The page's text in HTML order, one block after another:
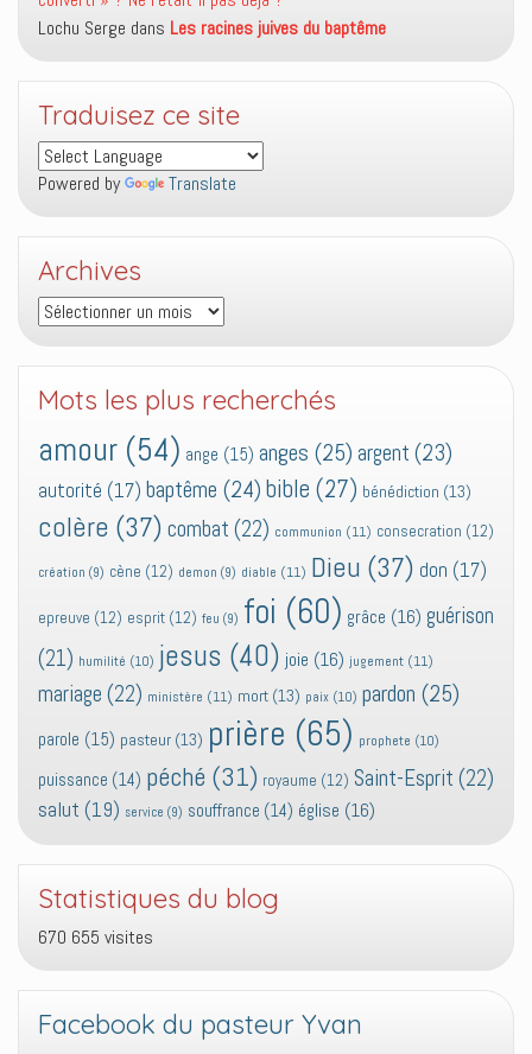
Lochu Serge dans Les racines juives du baptême
Traduisez ce site
Powered by Translate
Archives
Archives
Mots les plus recherchés
amour (54) ange (15) anges (25) argent (23)
autorité (17) baptême (24) bible (27) bénédiction (13)
colère (37) combat (22) communion (11) consecration (12)
création (9) cène (12) demon (9) diable (11) Dieu (37) don (17)
epreuve (12) esprit (12) feu (9) foi (60) grâce (16) guérison
(21) humilité (10) jesus (40) joie (16) jugement (11)
mariage (22) ministère (11) mort (13) paix (10) pardon (25)
parole (15) pasteur (13) prière (65) prophete (10)
puissance (14) péché (31) royaume (12) Saint-Esprit (22)
salut (19) service (9) souffrance (14) église (16)
Statistiques du blog
670 655 visites
Facebook du pasteur Yvan